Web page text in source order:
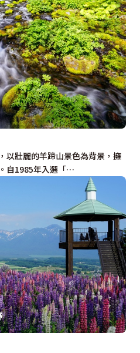
以壯麗的羊蹄山景色為背景，擁
自1985年入選「…